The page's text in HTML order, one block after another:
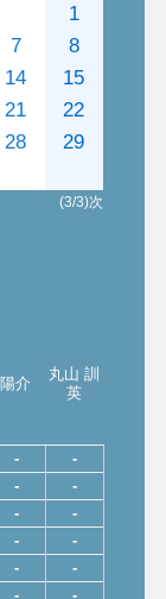
1
7
8
14
15
21
22
28
29
(3/3)次
陽介
丸山 訓
英
- -
- -
- -
- -
- -
- -